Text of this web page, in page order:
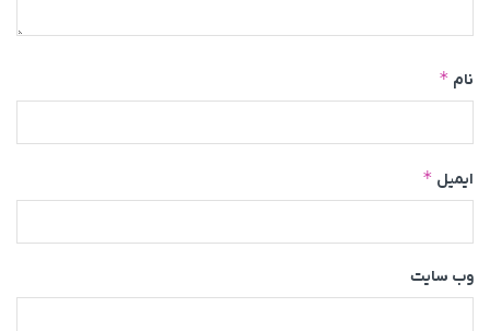
نام *
ایمیل *
وب‌ سایت